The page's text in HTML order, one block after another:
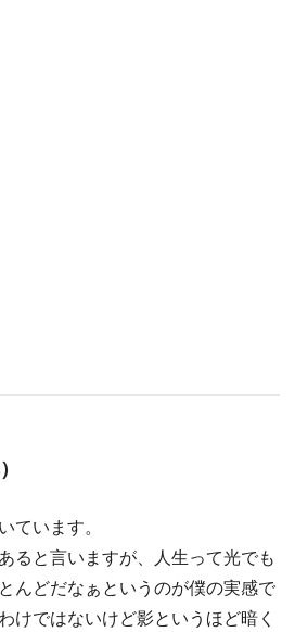
ています。
ると言いますが、人生って光でも
んどだなぁというのが僕の実感で
けではないけど影というほど暗く